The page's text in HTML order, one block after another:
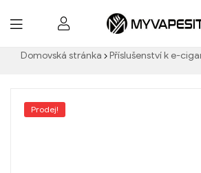
Domovská stránka Příslušenství k e-
Prodej!